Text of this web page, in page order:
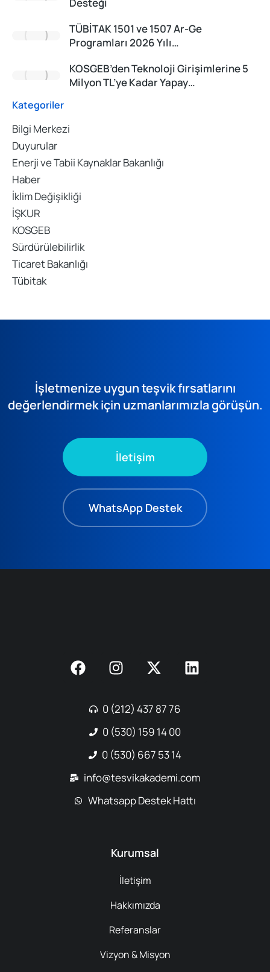
Desteği
TÜBİTAK 1501 ve 1507 Ar-Ge
Programları 2026 Yılı…
KOSGEB’den Teknoloji Girişimlerine 5
Milyon TL’ye Kadar Yapay…
Kategoriler
Bilgi Merkezi
Duyurular
Enerji ve Tabii Kaynaklar Bakanlığı
Haber
İklim Değişikliği
İŞKUR
KOSGEB
Sürdürülebilirlik
Ticaret Bakanlığı
Tübitak
İşletmenize uygun teşvik fırsatlarını
değerlendirmek için uzmanlarımızla görüşün.
İletişim
WhatsApp Destek
0 (212) 437 87 76
0 (530) 159 14 00
0 (530) 667 53 14
info@tesvikakademi.com
Whatsapp Destek Hattı
Kurumsal
İletişim
Hakkımızda
Referanslar
Vizyon & Misyon